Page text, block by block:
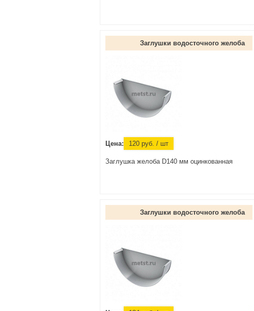
Заглушки водосточного желоба
Цена: 120 руб. / шт
Заглушка желоба D140 мм оцинкованная
Заглушки водосточного желоба